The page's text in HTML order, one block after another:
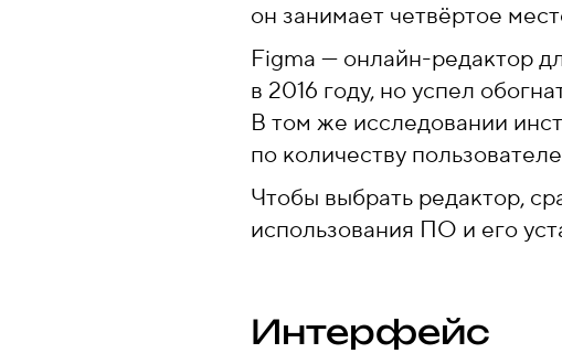
он занимает четвёртое
Figma — онлайн-редактор
в 2016 году, но успел
В том же исследовании
по количеству
Чтобы выбрать редактор,
использования ПО и его
Интерфейс